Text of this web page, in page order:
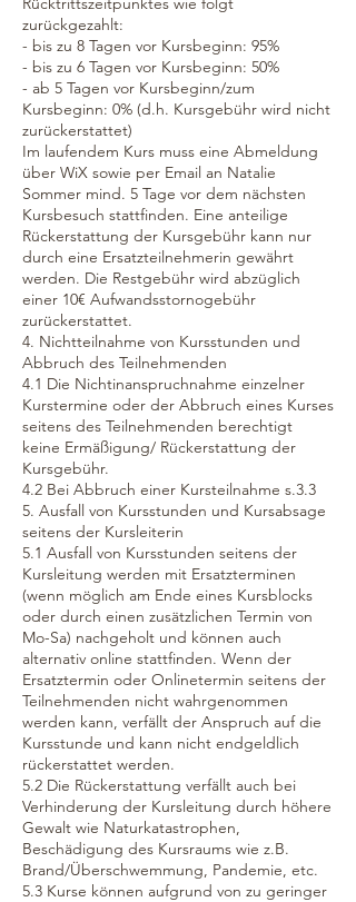
zurückgezahlt:
- bis zu 8 Tagen vor Kursbeginn: 95%
- bis zu 6 Tagen vor Kursbeginn: 50%
- ab 5 Tagen vor Kursbeginn/zum
Kursbeginn: 0% (d.h. Kursgebühr wird nicht
zurückerstattet)
Im laufendem Kurs muss eine Abmeldung
über WiX sowie per Email an Natalie
Sommer mind. 5 Tage vor dem nächsten
Kursbesuch stattfinden. Eine anteilige
Rückerstattung der Kursgebühr kann nur
durch eine Ersatzteilnehmerin gewährt
werden. Die Restgebühr wird abzüglich
einer 10€ Aufwandsstornogebühr
zurückerstattet.
4. Nichtteilnahme von Kursstunden und
Abbruch des Teilnehmenden
4.1 Die Nichtinanspruchnahme einzelner
Kurstermine oder der Abbruch eines Kurses
seitens des Teilnehmenden berechtigt
keine Ermäßigung/ Rückerstattung der
Kursgebühr.
4.2 Bei Abbruch einer Kursteilnahme s.3.3
5. Ausfall von Kursstunden und Kursabsage
seitens der Kursleiterin
5.1 Ausfall von Kursstunden seitens der
Kursleitung werden mit Ersatzterminen
(wenn möglich am Ende eines Kursblocks
oder durch einen zusätzlichen Termin von
Mo-Sa) nachgeholt und können auch
alternativ online stattfinden. Wenn der
Ersatztermin oder Onlinetermin seitens der
Teilnehmenden nicht wahrgenommen
werden kann, verfällt der Anspruch auf die
Kursstunde und kann nicht endgeldlich
rückerstattet werden.
5.2 Die Rückerstattung verfällt auch bei
Verhinderung der Kursleitung durch höhere
Gewalt wie Naturkatastrophen,
Beschädigung des Kursraums wie z.B.
Brand/Überschwemmung, Pandemie, etc.
5.3 Kurse können aufgrund von zu geringer